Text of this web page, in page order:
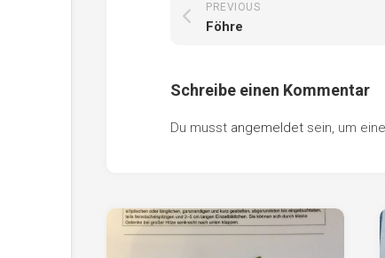
PREVIOUS
Föhre
Schreibe einen Kommentar
Du musst angemeldet sein, um